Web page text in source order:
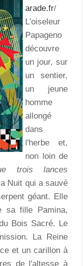
arade.fr/
L'oiseleur
Papageno
découvre
un jour, sur
un sentier,
un jeune
homme
allongé
dans
l'herbe et,
non loin de
trois lances
Nuit qui a sauvé
géant. Elle
sa fille Pamina,
Bois Sacré. Le
La Reine
et un carillon à
de l'altesse à